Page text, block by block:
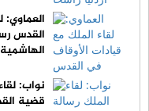
العماوي:
القدس
نواب:
قضية